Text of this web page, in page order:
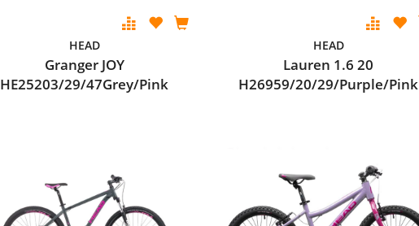
HEAD
Granger JOY
HE25203/29/47Grey/Pink
HEAD
Lauren 1.6 20
H26959/20/29/Purple/Pink